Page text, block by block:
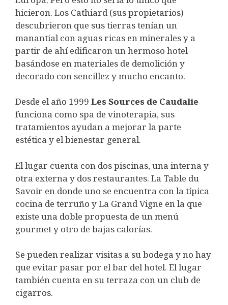
hicieron. Los Cathiard (sus propietarios)
descubrieron que sus tierras tenían un
manantial con aguas ricas en minerales y a
partir de ahí edificaron un hermoso hotel
basándose en materiales de demolición y
decorado con sencillez y mucho encanto.
Desde el año 1999 Les Sources de Caudalie
funciona como spa de vinoterapia, sus
tratamientos ayudan a mejorar la parte
estética y el bienestar general.
El lugar cuenta con dos piscinas, una interna y
otra externa y dos restaurantes. La Table du
Savoir en donde uno se encuentra con la típica
cocina de terruño y La Grand Vigne en la que
existe una doble propuesta de un menú
gourmet y otro de bajas calorías.
Se pueden realizar visitas a su bodega y no hay
que evitar pasar por el bar del hotel. El lugar
también cuenta en su terraza con un club de
cigarros.